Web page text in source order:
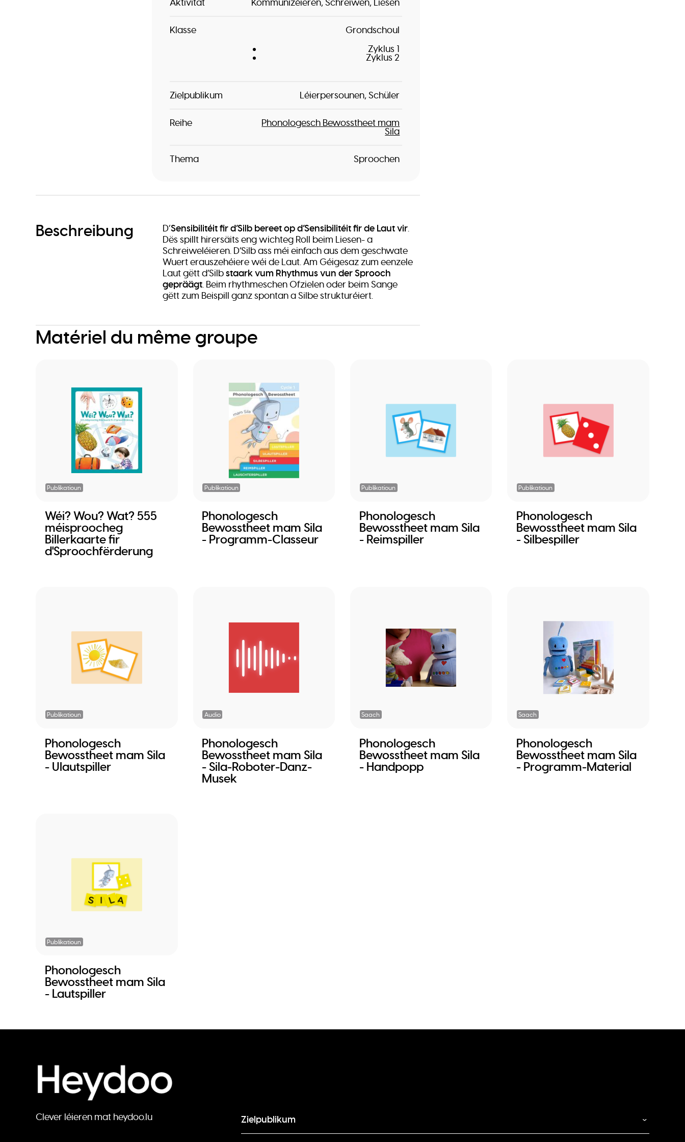
Aktivität Kommunizéieren Schreiwen Liesen
Klasse
Grondschoul
Zyklus 1
Zyklus 2
Zielpublikum Léierpersounen Schüler
Reihe Phonologesch Bewosstheet mam
Sila
Thema Sproochen
Beschreibung D’Sensibilitéit fir d’Silb bereet op d’Sensibilitéit fir de Laut vir.
Dës spillt hirersäits eng wichteg Roll beim Liesen- a
Schreiweléieren. D’Silb ass méi einfach aus dem geschwate
Wuert erauszehéiere wéi de Laut. Am Géigesaz zum eenzele
Laut gëtt d’Silbstaark vum Rhythmus vun der Sprooch
gepräägt. Beim rhythmeschen Ofzielen oder beim Sange
gëtt zum Beispill ganz spontan a Silbe strukturéiert.
Matériel du même groupe
Publikatioun
Wéi? Wou? Wat? 555
méisproocheg
Billerkaarte fir
d'Sproochfërderung
Publikatioun
Phonologesch
Bewosstheet mam Sila
- Programm-Classeur
Publikatioun
Phonologesch
Bewosstheet mam Sila
- Reimspiller
Publikatioun
Phonologesch
Bewosstheet mam Sila
- Silbespiller
Publikatioun
Phonologesch
Bewosstheet mam Sila
- Ulautspiller
Audio
Phonologesch
Bewosstheet mam Sila
- Sila-Roboter-Danz-
Musek
Saach
Phonologesch
Bewosstheet mam Sila
- Handpopp
Saach
Phonologesch
Bewosstheet mam Sila
- Programm-Material
Publikatioun
Phonologesch
Bewosstheet mam Sila
- Lautspiller
Clever léieren mat heydoo.lu Zielpublikum